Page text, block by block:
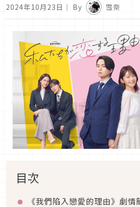
2024年10月23日 ｜ By 雪奈
目次
《我們陷入戀愛的理由》劇情